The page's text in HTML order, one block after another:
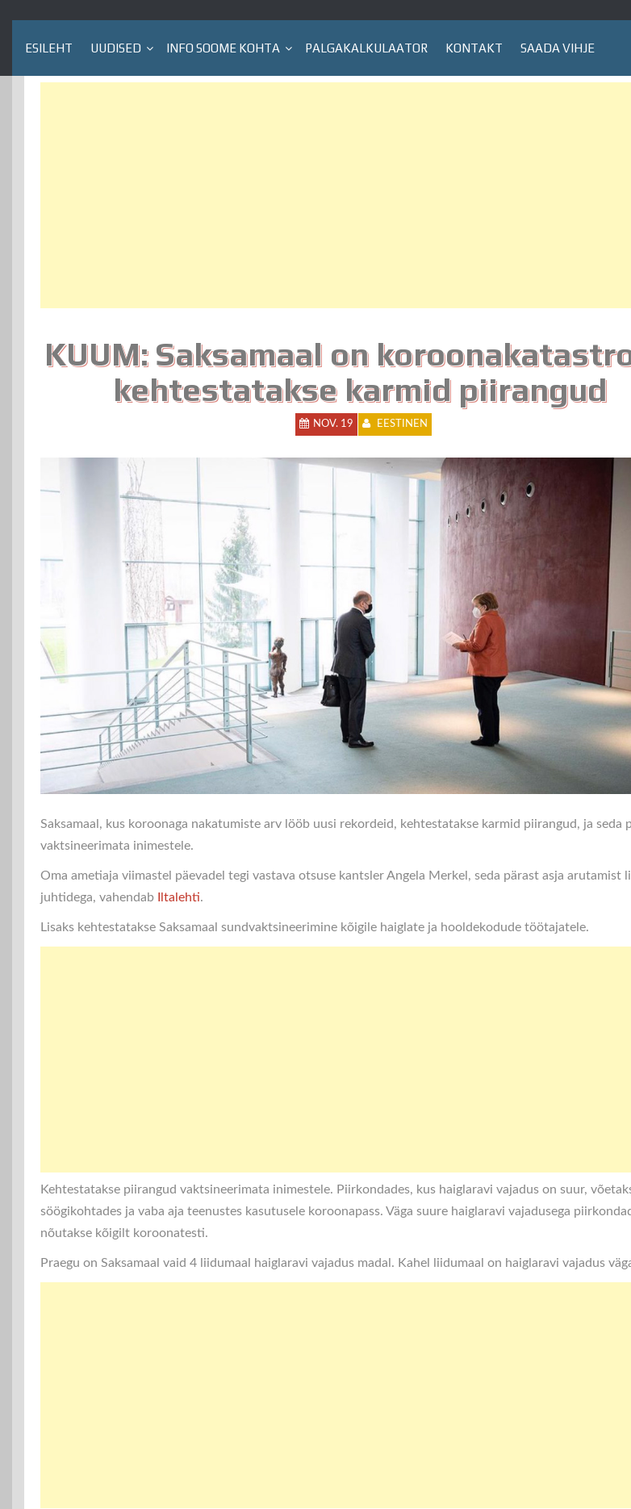
ESILEHT UUDISED INFO SOOME KOHTA PALGAKALKULAATOR KONTAKT SAADA VIHJE
KUUM: Saksamaal on
kehtestatakse karmid piirangud
NOV. 19 EESTINEN
Saksamaal, kus koroonaga nakatumiste arv lööb uusi rekordeid, kehtestatakse karmid piirangud, ja seda
vaktsineerimata inimestele.
Oma ametiaja viimastel päevadel tegi vastava otsuse kantsler Angela Merkel, seda pärast asja arutamist
juhtidega, vahendab Iltalehti.
Lisaks kehtestatakse Saksamaal sundvaktsineerimine kõigile haiglate ja hooldekodude töötajatele.
Kehtestatakse piirangud vaktsineerimata inimestele. Piirkondades, kus haiglaravi vajadus on suur,
söögikohtades ja vaba aja teenustes kasutusele koroonapass. Väga suure haiglaravi vajadusega
nõutakse kõigilt koroonatesti.
Praegu on Saksamaal vaid 4 liidumaal haiglaravi vajadus madal. Kahel liidumaal on haiglaravi vajadus